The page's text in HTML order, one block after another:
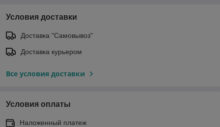
Условия доставки
Доставка "Самовывоз"
Доставка курьером
Все условия доставки
Условия оплаты
Наложенный платеж